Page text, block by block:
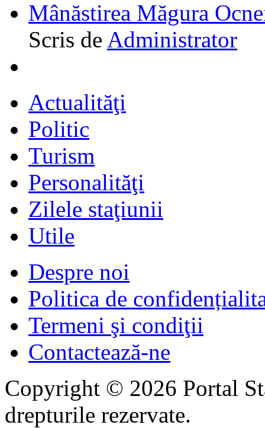
Mânăstirea Măgura
Scris de Administrator
Actualităţi
Politic
Turism
Personalităţi
Zilele staţiunii
Utile
Despre noi
Politica de
Termeni şi condiţii
Contactează-ne
Copyright © 2026 Portal
drepturile rezervate.